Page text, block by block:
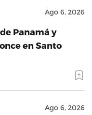
Ago 6, 2026
Panamá y
en Santo
Ago 6, 2026